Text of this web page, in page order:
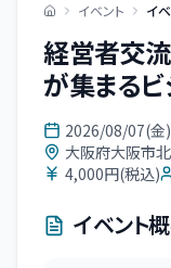
イベント イ
経営者交
が集まる
2026/08/07(金)
大阪府大阪市
4,000円(税込)
イベント